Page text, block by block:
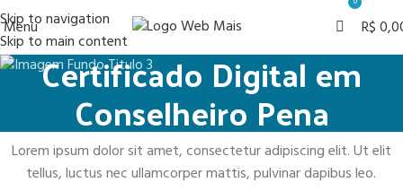
Skip to navigation
Skip to main content
Menu R$
Certificado Digital em
Conselheiro Pena
Lorem ipsum dolor sit amet, consectetur adipiscing elit. Ut elit
tellus, luctus nec ullamcorper mattis, pulvinar dapibus leo.